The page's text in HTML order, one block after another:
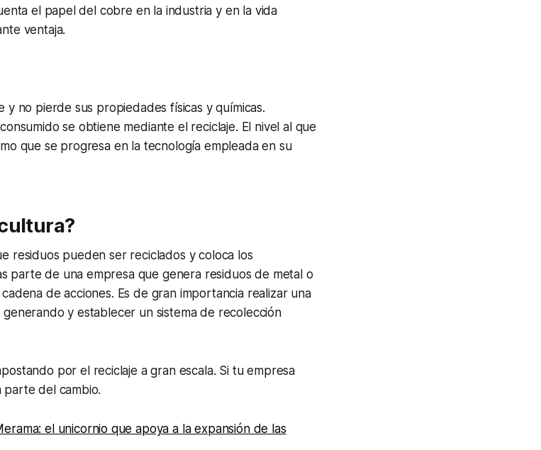
el papel del cobre en la industria y en la vida
ventaja.
y no pierde sus propiedades físicas y químicas.
se obtiene mediante el reciclaje. El nivel al que
que se progresa en la tecnología empleada en su
residuos pueden ser reciclados y coloca los
parte de una empresa que genera residuos de metal o
de acciones. Es de gran importancia realizar una
y establecer un sistema de recolección
por el reciclaje a gran escala. Si tu empresa
del cambio.
el unicornio que apoya a la expansión de las